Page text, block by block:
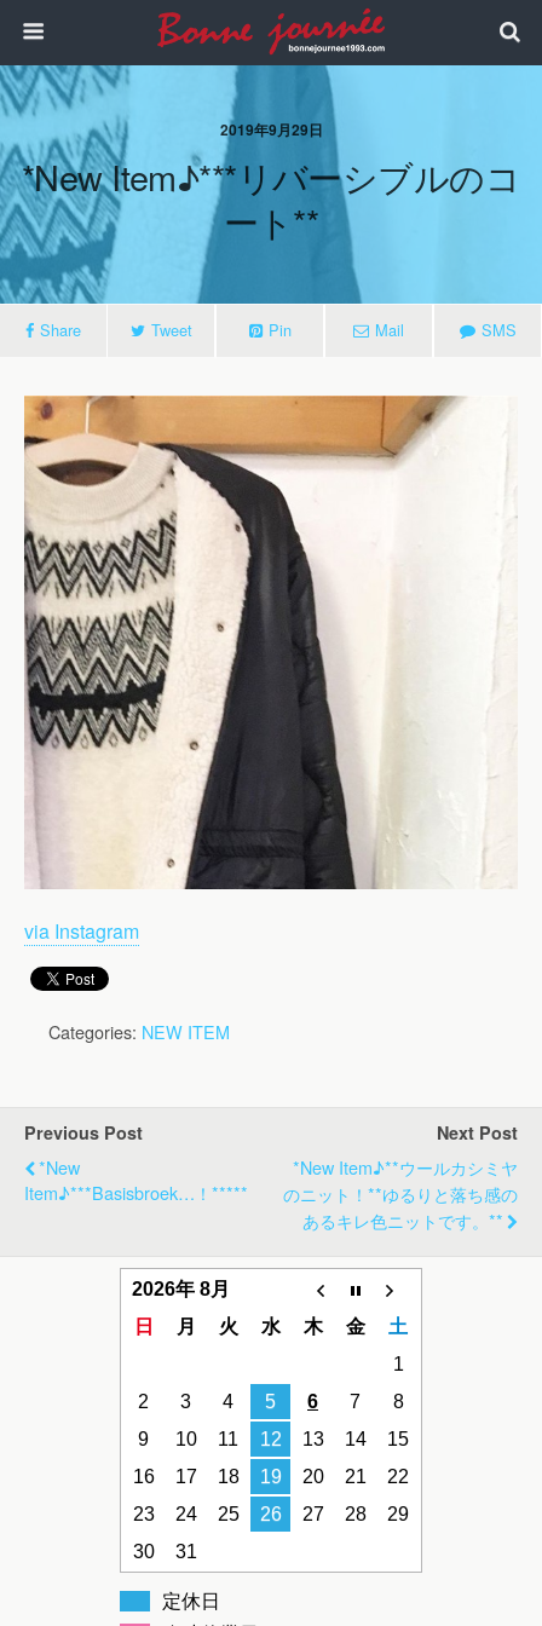
2019年9月29日
*new Item♪***リバーシブルのコ
ート**
Share Tweet Pin Mail SMS
via Instagram
Categories: NEW ITEM
Previous Post
*new
Item♪***basisbroek…！*****
Next Post
*new Item♪**ウールカシミヤ
のニット！**ゆるりと落ち感の
あるキレ色ニットです。**
2026年 8月
日
月 火 水 木 金
土
1
2
3 4 5 6 7
8
9
10 11 12 13 14
15
16
17 18 19 20 21
22
23
24 25 26 27 28
29
30
31
定休日